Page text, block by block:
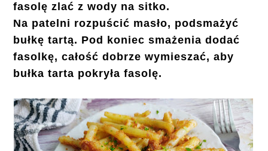
fasolę zlać z wody na sitko.
Na patelni rozpuścić masło, podsmażyć
bułkę tartą. Pod koniec smażenia dodać
fasolkę, całość dobrze wymieszać, aby
bułka tarta pokryła fasolę.